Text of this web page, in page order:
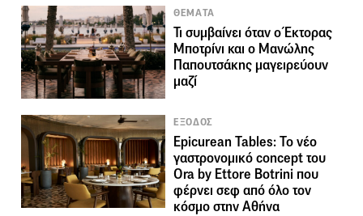
ΘΕΜΑΤΑ
Τι συμβαίνει όταν ο Έκτορας
Μποτρίνι και ο Μανώλης
Παπουτσάκης μαγειρεύουν
μαζί
ΕΞΟΔΟΣ
Epicurean Tables: Το νέο
γαστρονομικό concept του
Ora by Ettore Botrini που
φέρνει σεφ από όλο τον
κόσμο στην Αθήνα